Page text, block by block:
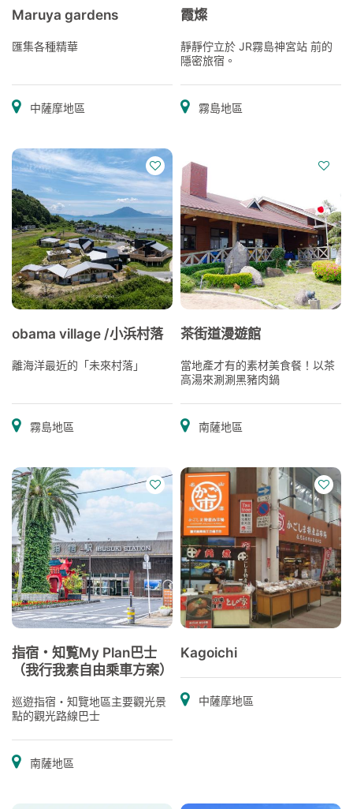
Maruya gardens
匯集各種精華
中薩摩地區
霞燦
靜靜佇立於 JR霧島神宮站 前的
隱密旅宿。
霧島地區
obama village /小浜村落
離海洋最近的「未來村落」
霧島地區
茶街道漫遊館
當地產才有的素材美食餐！以茶
高湯來涮涮黑豬肉鍋
南薩地區
指宿・知覧My Plan巴士
（我行我素自由乘車方案）
巡遊指宿・知覽地區主要觀光景
點的觀光路線巴士
南薩地區
Kagoichi
中薩摩地區